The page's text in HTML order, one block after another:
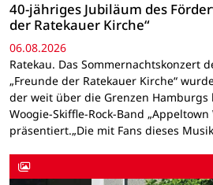
40-jähriges Jubiläum des
der Ratekauer Kirche“
06.08.2026
Ratekau. Das Sommernachtskonzert
„Freunde der Ratekauer Kirche“
der weit über die Grenzen Hamburgs
Woogie-Skiffle-Rock-Band
präsentiert.„Die mit Fans dieses